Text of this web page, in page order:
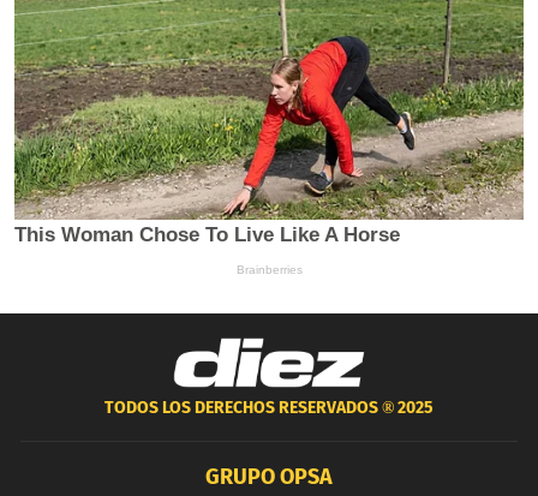
TODOS LOS DERECHOS RESERVADOS ®2025
GRUPO OPSA